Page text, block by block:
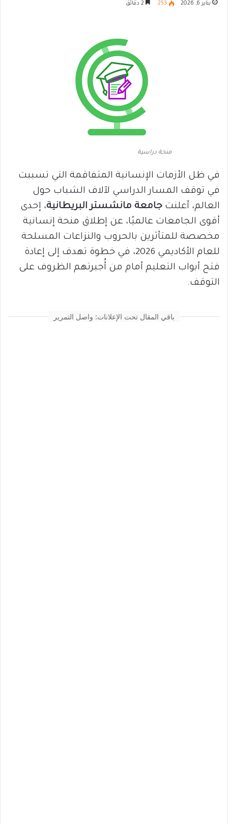
يناير 6, 2026 253
منحة دراسية
في ظل الأزمات الإنسانية المتفاقمة التي تسببت
في توقف المسار الدراسي لآلاف الشباب حول
العالم، أعلنت جامعة مانشستر البريطانية، إحدى
أقوى الجامعات عالميًا، عن إطلاق منحة إنسانية
مخصصة للمتأثرين بالحروب والنزاعات المسلحة
للعام الأكاديمي 2026، في خطوة تهدف إلى إعادة
فتح أبواب التعليم أمام من أُجبرتهم الظروف على
التوقف.
باقي المقال تحت الإعلانات: واصل التمرير